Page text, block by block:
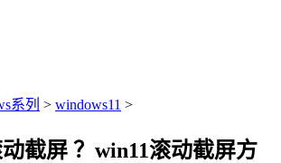
系列 > windows11 >
截屏 ？win11滚动截屏方